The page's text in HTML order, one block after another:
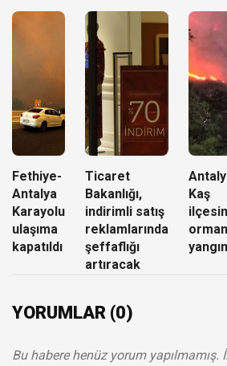
Fethiye-
Antalya
Karayolu
ulaşıma
kapatıldı
Ticaret
Bakanlığı,
indirimli satış
reklamlarında
şeffaflığı
artıracak
Kaş
orman
YORUMLAR (0)
Bu habere henüz yorum yapılmamış.